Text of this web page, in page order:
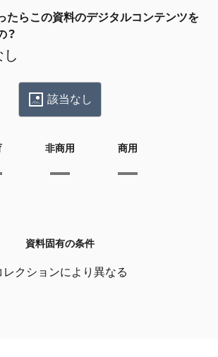
たらこの資料のデジタルコンテンツを
？
該当なし
非商用 商用
資料固有の条件
レクションにより異なる